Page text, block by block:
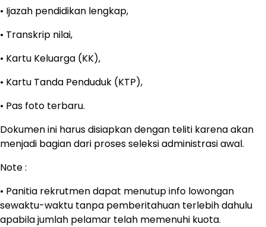
• Ijazah pendidikan lengkap,
• Transkrip nilai,
• Kartu Keluarga (KK),
• Kartu Tanda Penduduk (KTP),
• Pas foto terbaru.
Dokumen ini harus disiapkan dengan teliti karena akan
menjadi bagian dari proses seleksi administrasi awal.
Note :
• Panitia rekrutmen dapat menutup info lowongan
sewaktu-waktu tanpa pemberitahuan terlebih dahulu
apabila jumlah pelamar telah memenuhi kuota.